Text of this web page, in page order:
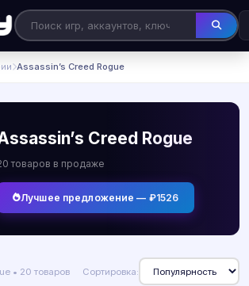
Assassin’s Creed Rogue
Creed Rogue
товаров в продаже
Лучшее предложение — ₽1526
• 20 товаров Сортировка: